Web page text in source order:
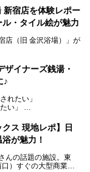
新宿店を体験レポー
ル・タイル絵が魅力
店（旧 金沢浴場）」が
そのまま、昔からここ
でくれる人にも愛され
りました。洞窟のよ
トも併せて紹介しま
入浴料が銭湯価格の5
ザイナーズ銭湯・
♪
れたい」
い」
です。
ズ銭湯」や「ネオ銭
銭湯なのか、その気に
クス 現地レポ】日
が魅力！
んの話題の施設。東
）すぐの大型商業施